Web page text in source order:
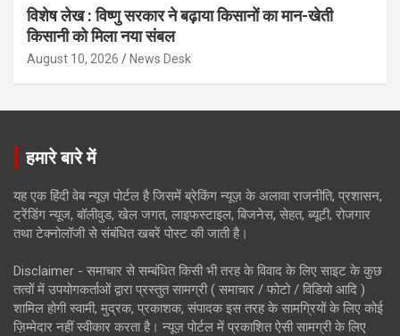
विशेष लेख : विष्णु सरकार ने बढ़ाया किसानों का मान-खेती
किसानी को मिला नया संबल
August 10, 2026 News Desk
हमारे बारे में
यह एक हिंदी वेब न्यूज़ पोर्टल है जिसमें ब्रेकिंग न्यूज़ के अलावा राजनीति, प्रशासन,
ट्रेंडिंग न्यूज, बॉलीवुड, खेल जगत, लाइफस्टाइल, बिजनेस, सेहत, ब्यूटी, रोजगार
तथा टेक्नोलॉजी से संबंधित खबरें पोस्ट की जाती है।
Disclaimer - समाचार से सम्बंधित किसी भी तरह के विवाद के लिए साइट के कुछ
तत्वों में उपयोगकर्ताओं द्वारा प्रस्तुत सामग्री ( समाचार / फोटो / विडियो आदि )
शामिल होगी स्वामी, मुद्रक, प्रकाशक, संपादक इस तरह के सामग्रियों के लिए कोई
ज़िम्मेदार नहीं स्वीकार करता है। न्यूज़ पोर्टल में प्रकाशित ऐसी सामग्री के लिए